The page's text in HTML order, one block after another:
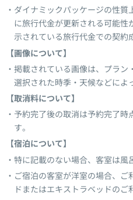
ダイナミックパッケージの性質
に旅行代金が更新される可能性
示されている旅行代金での契約
【画像について】
掲載されている画像は、プラン
選択された時季・天候などによ
【取消料について】
予約完了後の取消は予約完了時
す。
【宿泊について】
特に記載のない場合、客室は風
ご宿泊の客室が洋室の場合、ご
ドまたはエキストラベッドのご